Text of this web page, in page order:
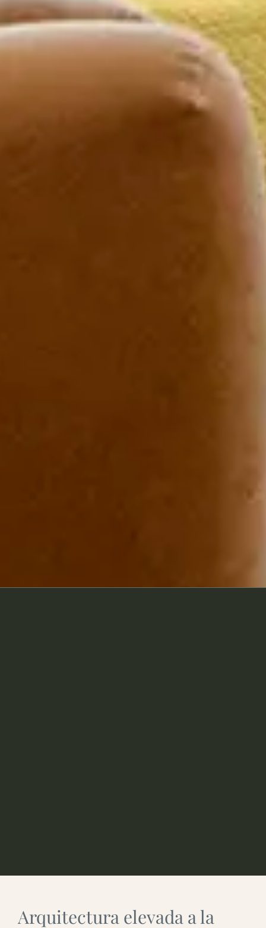
Arquitectura elevada a la